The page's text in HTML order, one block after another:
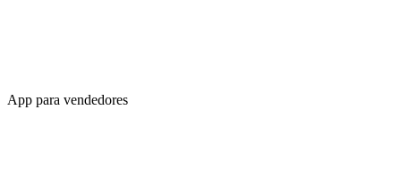
App para vendedores